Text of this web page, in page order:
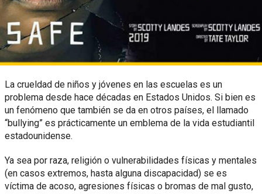
La crueldad de niños y jóvenes en las escuelas es un
problema desde hace décadas en Estados Unidos. Si bien es
un fenómeno que también se da en otros países, el llamado
“bullying” es prácticamente un emblema de la vida estudiantil
estadounidense.
Ya sea por raza, religión o vulnerabilidades físicas y mentales
(en casos extremos, hasta alguna discapacidad) se es
víctima de acoso, agresiones físicas o bromas de mal gusto,